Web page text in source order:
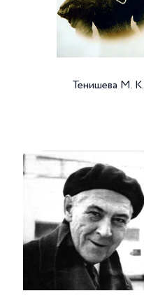
Тенишева М. К.